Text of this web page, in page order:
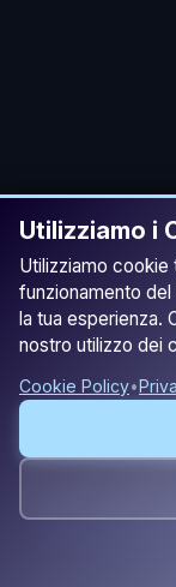
Utilizziamo i
Utilizziamo
funzionamento
la tua esperienza.
nostro utilizzo dei
Cookie Policy•